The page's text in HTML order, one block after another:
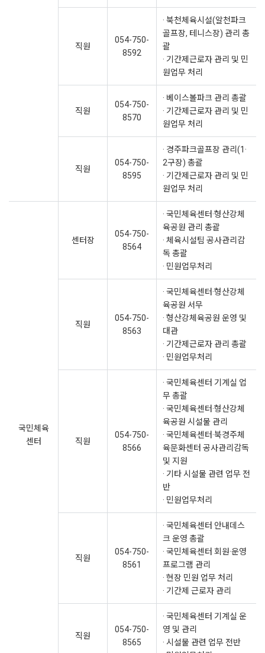
직원
054-750-
8592
· 북천체육시설(알천파크
골프장, 테니스장) 관리 총
괄
· 기간제근로자 관리 및 민
원업무 처리
직원
054-750-
8570
· 베이스볼파크 관리 총괄
· 기간제근로자 관리 및 민
원업무 처리
직원
054-750-
8595
· 경주파크골프장 관리(1·
2구장) 총괄
· 기간제근로자 관리 및 민
원업무 처리
국민체육
센터
센터장
054-750-
8564
· 국민체육센터·형산강체
육공원 관리 총괄
· 체육시설팀 공사관리감
독 총괄
· 민원업무처리
직원
054-750-
8563
· 국민체육센터·형산강체
육공원 서무
· 형산강체육공원 운영 및
대관
· 기간제근로자 관리 총괄
· 민원업무처리
직원
054-750-
8566
· 국민체육센터 기계실 업
무 총괄
· 국민체육센터·형산강체
육공원 시설물 관리
· 국민체육센터·북경주체
육문화센터 공사관리감독
및 지원
· 기타 시설물 관련 업무 전
반
· 민원업무처리
직원
054-750-
8561
· 국민체육센터 안내데스
크 운영 총괄
· 국민체육센터 회원·운영
프로그램 관리
· 현장 민원 업무 처리
· 기간제 근로자 관리
직원
054-750-
8565
· 국민체육센터 기계실 운
영 및 관리
· 시설물 관련 업무 전반